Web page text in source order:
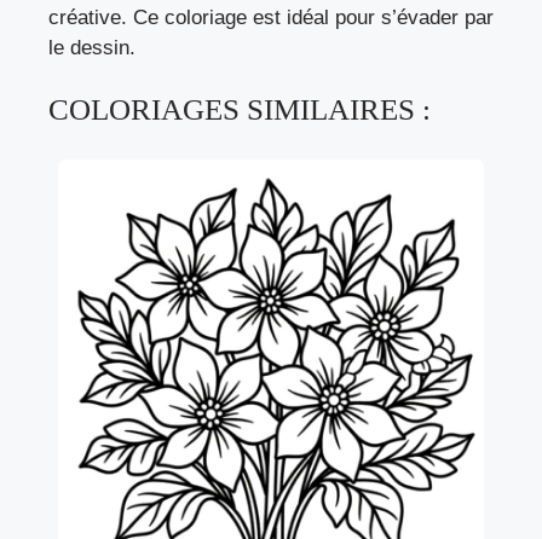
créative. Ce coloriage est idéal pour s’évader par
le dessin.
COLORIAGES SIMILAIRES :